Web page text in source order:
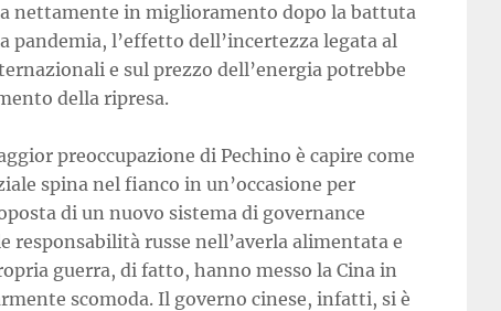
nettamente in miglioramento dopo la battuta
pandemia, l’effetto dell’incertezza legata al
e sul prezzo dell’energia potrebbe
della ripresa.
preoccupazione di Pechino è capire come
spina nel fianco in un’occasione per
di un nuovo sistema di governance
responsabilità russe nell’averla alimentata e
guerra, di fatto, hanno messo la Cina in
scomoda. Il governo cinese, infatti, si è